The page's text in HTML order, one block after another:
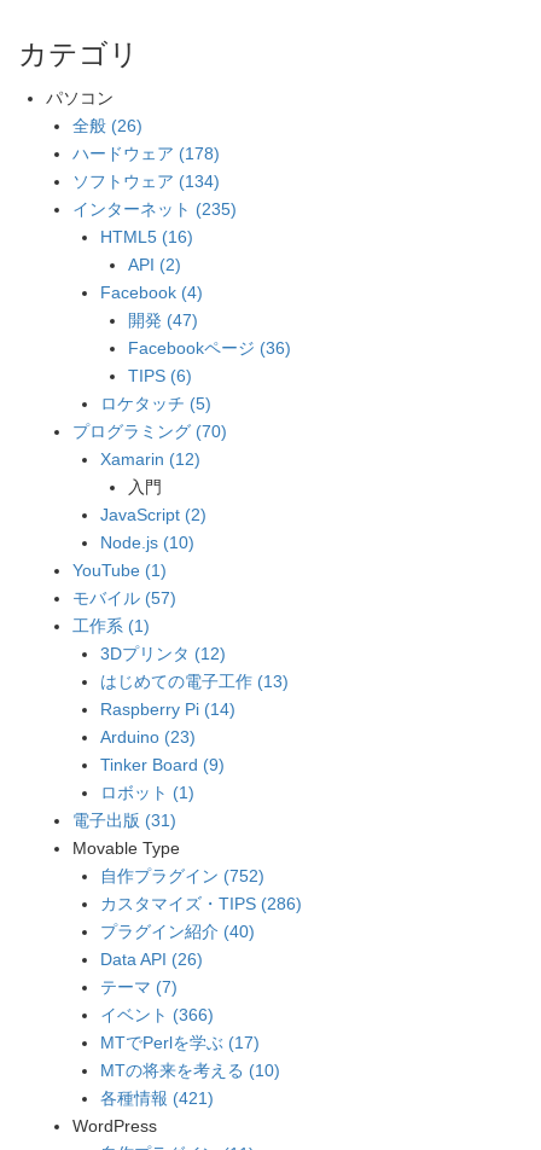
カテゴリ
パソコン
全般 (26)
ハードウェア (178)
ソフトウェア (134)
インターネット (235)
HTML5 (16)
API (2)
Facebook (4)
開発 (47)
Facebookページ (36)
TIPS (6)
ロケタッチ (5)
プログラミング (70)
Xamarin (12)
入門
JavaScript (2)
Node.js (10)
YouTube (1)
モバイル (57)
工作系 (1)
3Dプリンタ (12)
はじめての電子工作 (13)
Raspberry Pi (14)
Arduino (23)
Tinker Board (9)
ロボット (1)
電子出版 (31)
Movable Type
自作プラグイン (752)
カスタマイズ・TIPS (286)
プラグイン紹介 (40)
Data API (26)
テーマ (7)
イベント (366)
MTでPerlを学ぶ (17)
MTの将来を考える (10)
各種情報 (421)
WordPress